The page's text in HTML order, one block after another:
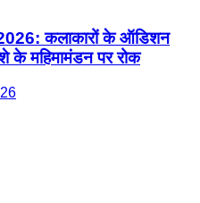
2026: कलाकारों के ऑडिशन
के महिमामंडन पर रोक